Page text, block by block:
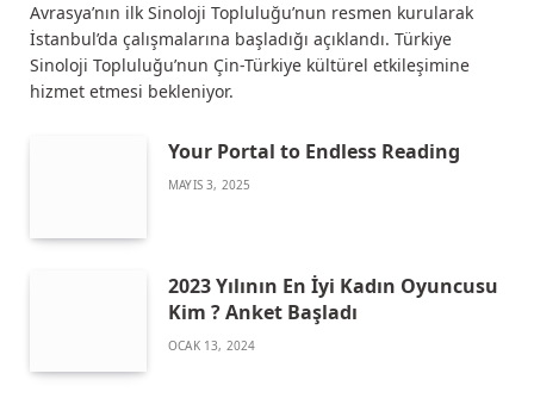
Avrasya’nın ilk Sinoloji Topluluğu’nun resmen kurularak
İstanbul’da çalışmalarına başladığı açıklandı. Türkiye
Sinoloji Topluluğu’nun Çin-Türkiye kültürel etkileşimine
hizmet etmesi bekleniyor.
Your Portal to Endless Reading
MAYIS 3, 2025
2023 Yılının En İyi Kadın Oyuncusu
Kim ? Anket Başladı
OCAK 13, 2024